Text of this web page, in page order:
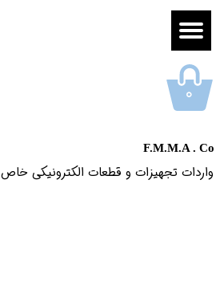
F.M.M.A . Co
واردات تجهیزات و قطعات الکترونیکى خاص​​​​​​​
۰